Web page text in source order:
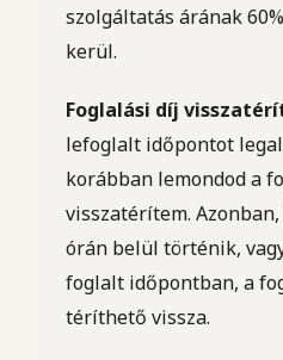
szolgáltatás árának
kerül.
Foglalási díj
lefoglalt időpontot
korábban lemondod a
visszatérítem.
órán belül történik,
foglalt időpontban, a
téríthető vissza.